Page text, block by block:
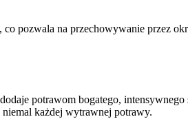
pozwala na przechowywanie przez
potrawom bogatego, intensywnego
każdej wytrawnej potrawy.